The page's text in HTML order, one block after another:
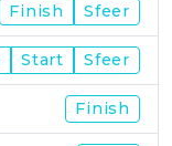
Finish Sfeer
Start Sfeer
Finish